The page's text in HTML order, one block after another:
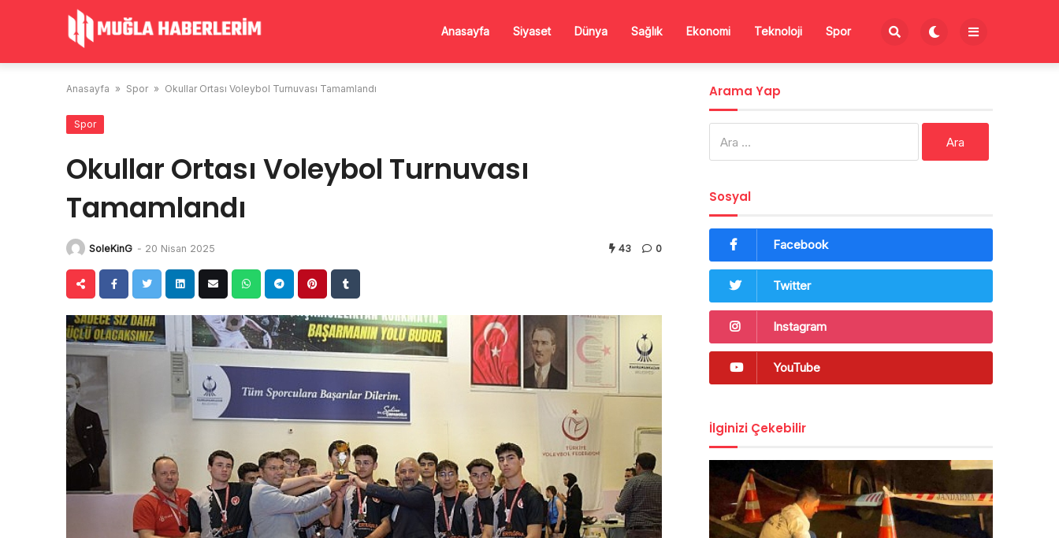
Anasayfa Siyaset Dünya Sağlık Ekonomi Teknoloji Spor
Anasayfa » Spor » Okullar Ortası Voleybol Turnuvası Tamamlandı
Spor
Okullar Ortası Voleybol Turnuvası
Tamamlandı
SoleKinG - 20 Nisan 2025 43 0
Arama Yap
Sosyal
Facebook
Twitter
Instagram
YouTube
İlginizi Çekebilir